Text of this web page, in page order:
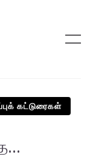
கட்டுரைகள்